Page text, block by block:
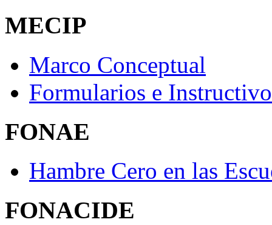
MECIP
Marco Conceptual
Formularios e
FONAE
Hambre Cero en las
FONACIDE